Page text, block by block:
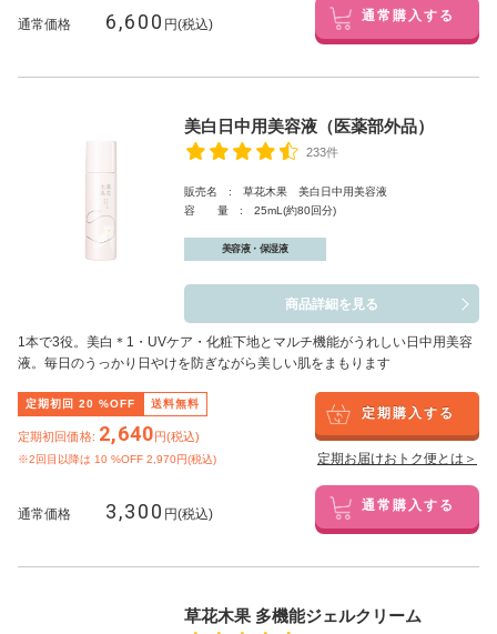
通常価格 6,600 円(税込) 通常購入する
美白日中用美容液（医薬部外品）
233件
販売名 : 草花木果 美白日中用美容液
容 量 : 25mL(約80回分)
美容液・保湿液
商品詳細を見る
1本で3役。美白 ＊1 ・UVケア・化粧下地とマルチ機能がうれしい日中用美容
液。毎日のうっかり日やけを防ぎながら美しい肌をまもります
定期初回 20 %OFF 送料無料
定期初回価格: 2,640円(税込)
※2回目以降は 10 %OFF 2,970円(税込)
定期購入する
定期お届けおトク便とは＞
通常価格 3,300 円(税込) 通常購入する
草花木果 多機能ジェルクリーム